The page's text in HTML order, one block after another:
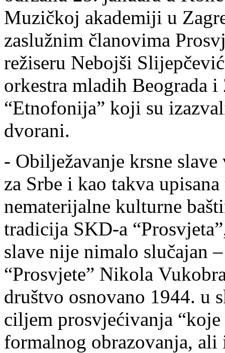
Muzičkoj akademiji u
zaslužnim članovima
režiseru Nebojši
orkestra mladih Beograda i
“Etnofonija” koji su
dvorani.
- Obilježavanje krsne
za Srbe i kao takva
nematerijalne kulturne
tradicija SKD-a
slave nije nimalo slučajan
“Prosvjete” Nikola
društvo osnovano 1944. u
ciljem prosvjećivanja
formalnog obrazovanja,